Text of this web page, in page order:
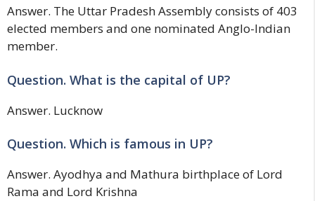
Answer. The Uttar Pradesh Assembly consists of 403
elected members and one nominated Anglo-Indian
member.
Question. What is the capital of UP?
Answer. Lucknow
Question. Which is famous in UP?
Answer. Ayodhya and Mathura birthplace of Lord
Rama and Lord Krishna